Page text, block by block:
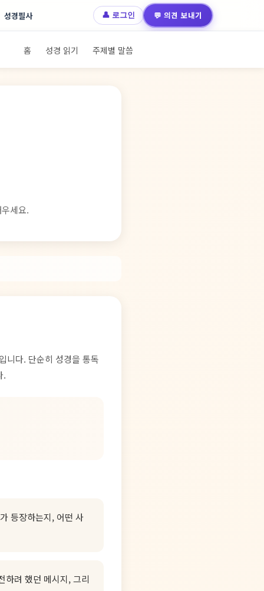
성경필사 👤 로그인 💬 의견 보내기
홈 성경 읽기 주제별 말씀
세요.
니다. 단순히 성경을 통독
.
등장하는지, 어떤 사
려 했던 메시지, 그리